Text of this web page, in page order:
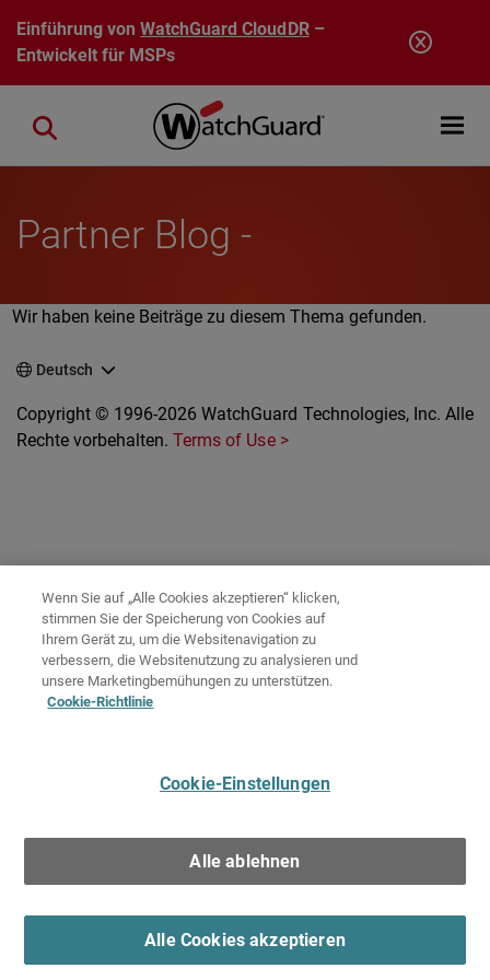
Direkt zum Inhalt
Einführung vonWatchGuard CloudDR–
Entwickelt für MSPs
Open
Close search
Partner Blog -
Wir haben keine Beiträge zu diesem Thema gefunden.
Deutsch
Copyright © 1996-2026 WatchGuard Technologies, Inc. Alle
Rechte vorbehalten.Terms of Use >
Wenn Sie auf „Alle Cookies akzeptieren“ klicken,
stimmen Sie der Speicherung von Cookies auf
Ihrem Gerät zu, um die Websitenavigation zu
verbessern, die Websitenutzung zu analysieren und
unsere Marketingbemühungen zu unterstützen.
Cookie-Richtlinie
Cookie-Einstellungen
Alle ablehnen
Alle Cookies akzeptieren